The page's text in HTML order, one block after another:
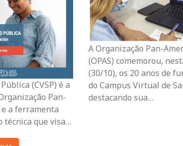
(CVSP) é a
Pan-
e a ferramenta
técnica que visa…
A Organização Pan-
(OPAS) comemorou,
(30/10), os 20 anos de
do Campus Virtual de
destacando sua…